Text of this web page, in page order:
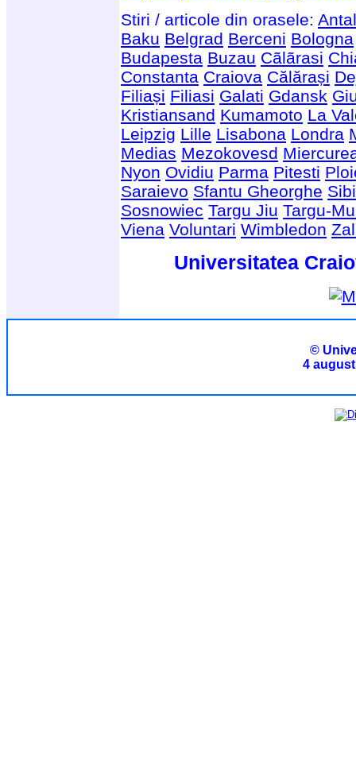
Stiri / articole din orasele:
Baku Belgrad Berceni Bologna
Budapesta Buzau Cãlãrasi
Constanta Craiova Călărași
Filiași Filiasi Galati Gdansk
Kristiansand Kumamoto La
Leipzig Lille Lisabona Londra
Medias Mezokovesd
Nyon Ovidiu Parma Pitesti
Saraievo Sfantu Gheorghe
Sosnowiec Targu Jiu Targu-
Viena Voluntari Wimbledon
Universitatea
©
4